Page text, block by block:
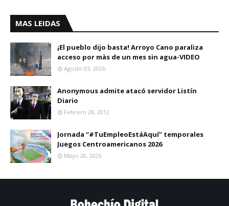
MAS LEIDAS
¡El pueblo dijo basta! Arroyo Cano paraliza
acceso por màs de un mes sin agua-VIDEO
Agosto 03, 2026
Anonymous admite atacó servidor Listín
Diario
Febrero 28, 2012
Jornada “#TuEmpleoEstáAquí” temporales
Juegos Centroamericanos 2026
Mayo 20, 2026